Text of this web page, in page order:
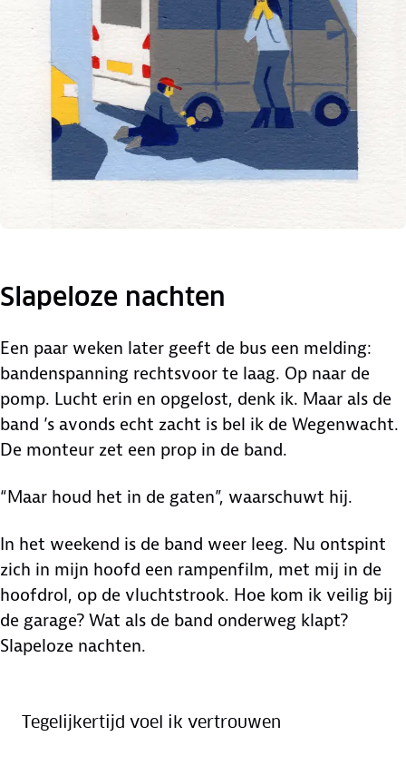
Slapeloze nachten
Een paar weken later geeft de bus een melding:
bandenspanning rechtsvoor te laag. Op naar de
pomp. Lucht erin en opgelost, denk ik. Maar als de
band ’s avonds echt zacht is bel ik de Wegenwacht.
De monteur zet een prop in de band.
“Maar houd het in de gaten”, waarschuwt hij.
In het weekend is de band weer leeg. Nu ontspint
zich in mijn hoofd een rampenfilm, met mij in de
hoofdrol, op de vluchtstrook. Hoe kom ik veilig bij
de garage? Wat als de band onderweg klapt?
Slapeloze nachten.
Tegelijkertijd voel ik vertrouwen